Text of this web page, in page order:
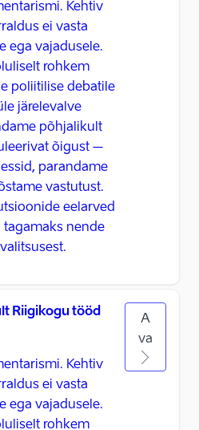
Kehtiv
ei vasta
ega vajadusele.
rohkem
poliitilise debatile
järelevalve
põhjalikult
õigust –
parandame
vastutust.
eelarved
nende
Riigikogu tööd
Kehtiv
ei vasta
ega vajadusele.
rohkem
A
va